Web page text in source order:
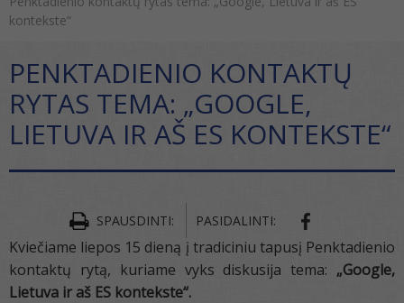
kontekste“
PENKTADIENIO KONTAKTŲ
RYTAS TEMA: „GOOGLE,
LIETUVA IR AŠ ES KONTEKSTE“
SPAUSDINTI: PASIDALINTI:
Kviečiame liepos 15 dieną į tradiciniu tapusį Penktadienio
kontaktų rytą, kuriame vyks diskusija tema: „Google,
Lietuva ir aš ES kontekste“.